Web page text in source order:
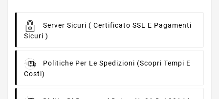
Server Sicuri ( Certificato SSL E Pagamenti
Sicuri )
Politiche Per Le Spedizioni (scopri Tempi E
Costi)